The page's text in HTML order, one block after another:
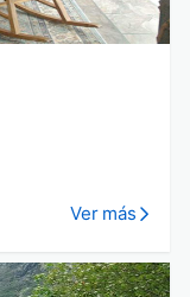
Ver más